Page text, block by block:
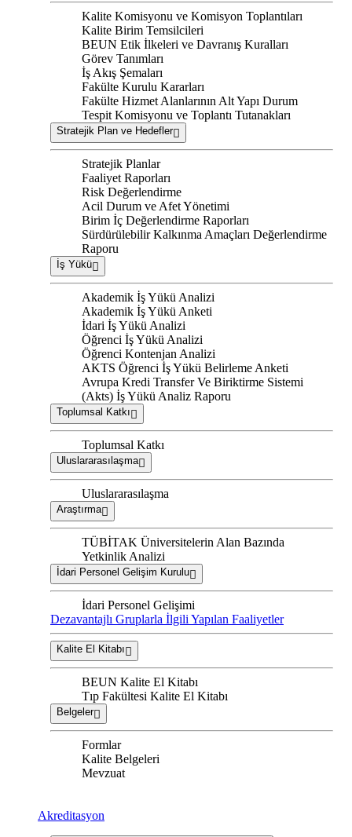
Kalite Komisyonu ve Komisyon Toplantıları
Kalite Birim Temsilcileri
BEUN Etik İlkeleri ve Davranış Kuralları
Görev Tanımları
İş Akış Şemaları
Fakülte Kurulu Kararları
Fakülte Hizmet Alanlarının Alt Yapı Durum
Tespit Komisyonu ve Toplantı Tutanakları
Stratejik Plan ve Hedefler
Stratejik Planlar
Faaliyet Raporları
Risk Değerlendirme
Acil Durum ve Afet Yönetimi
Birim İç Değerlendirme Raporları
Sürdürülebilir Kalkınma Amaçları Değerlendirme
Raporu
İş Yükü
Akademik İş Yükü Analizi
Akademik İş Yükü Anketi
İdari İş Yükü Analizi
Öğrenci İş Yükü Analizi
Öğrenci Kontenjan Analizi
AKTS Öğrenci İş Yükü Belirleme Anketi
Avrupa Kredi Transfer Ve Biriktirme Sistemi
(Akts) İş Yükü Analiz Raporu
Toplumsal Katkı
Toplumsal Katkı
Uluslararasılaşma
Uluslararasılaşma
Araştırma
TÜBİTAK Üniversitelerin Alan Bazında
Yetkinlik Analizi
İdari Personel Gelişim Kurulu
İdari Personel Gelişimi
Dezavantajlı Gruplarla İlgili Yapılan Faaliyetler
Kalite El Kitabı
BEUN Kalite El Kitabı
Tıp Fakültesi Kalite El Kitabı
Belgeler
Formlar
Kalite Belgeleri
Mevzuat
Akreditasyon